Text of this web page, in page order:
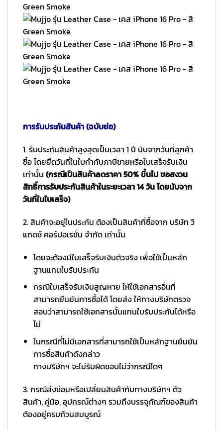
การรับประกันสินค้า (ฉบับย่อ)
1. รับประกันสินค้าสูงสุดเป็นเวลา 1 ปี นับจากวันที่ลูกค้า
ซื้อ โดยยึดวันที่ในใบกำกับภาษีขายหรือใบเสร็จรับเงิน
เท่านั้น (กรณีเป็นสินค้าลดราคา 50% ขึ้นไป ขอสงวน
สิทธิ์การรับประกันสินค้าในระยะเวลา 14 วัน โดยนับจาก
วันที่ในใบเสร็จ)
2. สินค้าจะอยู่ในประกัน ต้องเป็นสินค้าที่ซื้อจาก บริษัท วี
แกดซ์ คอร์ปอเรชั่น จำกัด เท่านั้น
โดยจะต้องมีใบเสร็จรับเงินตัวจริง เพื่อใช้เป็นหลัก
ฐานแทนใบรับประกัน
กรณีใบเสร็จรับเงินสูญหาย ให้ใช้เอกสารอื่นที่
สามารถยืนยันการซื้อได้ โดยส่ง ให้ทางบริษัทตรวจ
สอบว่าสามารถใช้เอกสารนั้นแทนใบรับประกันได้หรือ
ไม่
ในกรณีที่ไม่มีเอกสารที่สามารถใช้เป็นหลักฐานยืนยัน
การซื้อสินค้าดังกล่าว
ทางบริษัทฯ จะไม่รับผิดชอบไม่ว่ากรณีใดๆ
3. กรณีส่งซ่อมหรือเปลี่ยนสินค้ากับทางบริษัทฯ ตัว
สินค้า, คู่มือ, อุปกรณ์ต่างๆ รวมถึงบรรจุภัณฑ์ของสินค้า
ต้องอยู่ครบถ้วนสมบูรณ์